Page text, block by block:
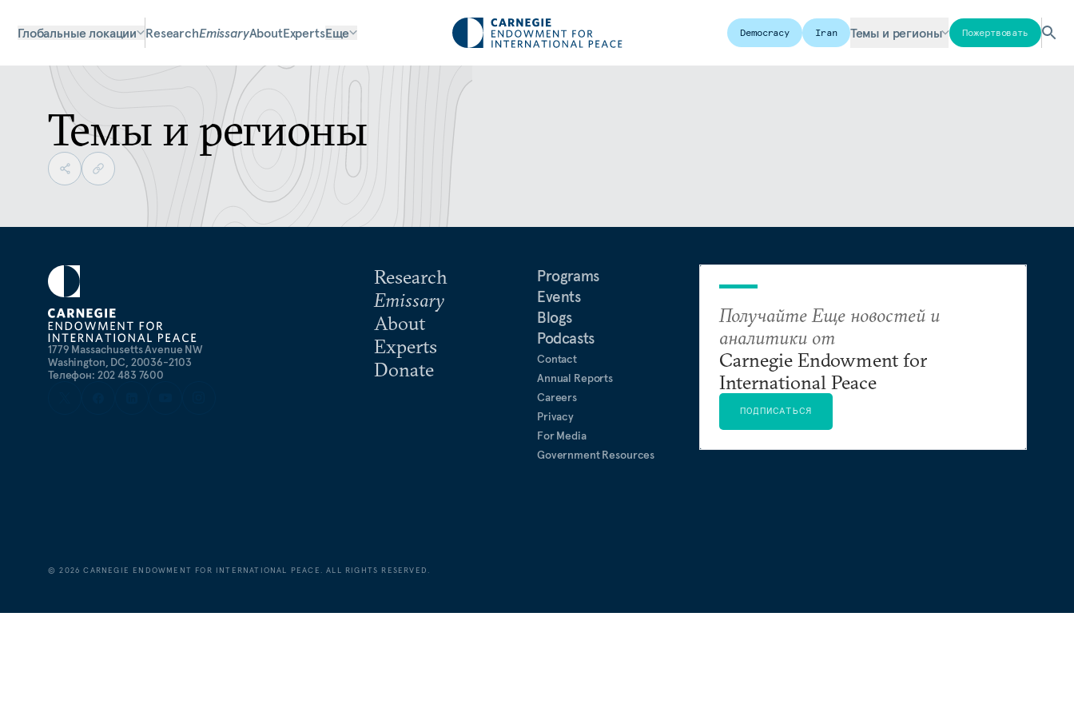
Глобальные локации ResearchEmissaryAboutExpertsЕще Democracy Iran Темы и регионы Пожертвовать
Темы и регионы
1779 Massachusetts Avenue NW
Washington, DC, 20036-2103
Телефон: 202 483 7600
Research
Emissary
About
Experts
Donate
Programs
Events
Blogs
Podcasts
Contact
Annual Reports
Careers
Privacy
For Media
Government Resources
Получайте Еще новостей и
аналитики от
Carnegie Endowment for
International Peace
ПОДПИСАТЬСЯ
©2026 CARNEGIE ENDOWMENT FOR INTERNATIONAL PEACE. ALL RIGHTS RESERVED.